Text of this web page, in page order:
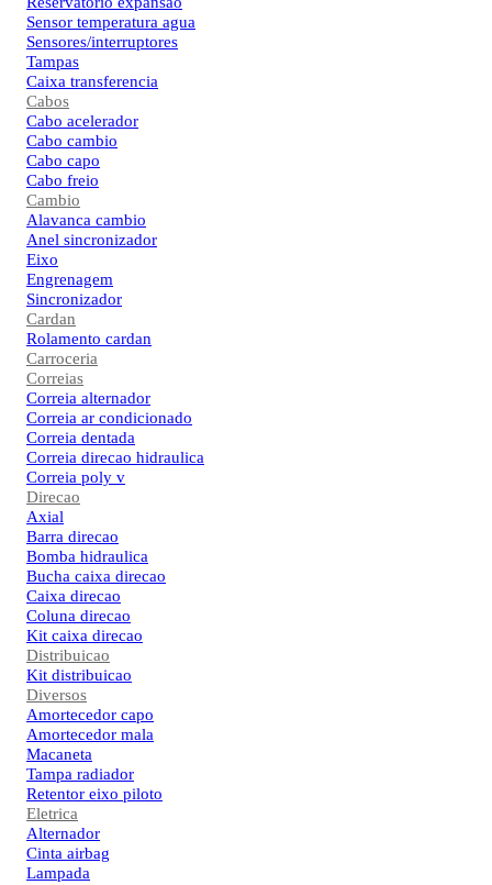
Sensor temperatura agua
Sensores/interruptores
Tampas
Caixa transferencia
Cabos
Cabo acelerador
Cabo cambio
Cabo capo
Cabo freio
Cambio
Alavanca cambio
Anel sincronizador
Eixo
Engrenagem
Sincronizador
Cardan
Rolamento cardan
Carroceria
Correias
Correia alternador
Correia ar condicionado
Correia dentada
Correia direcao hidraulica
Correia poly v
Direcao
Axial
Barra direcao
Bomba hidraulica
Bucha caixa direcao
Caixa direcao
Coluna direcao
Kit caixa direcao
Distribuicao
Kit distribuicao
Diversos
Amortecedor capo
Amortecedor mala
Macaneta
Tampa radiador
Retentor eixo piloto
Eletrica
Alternador
Cinta airbag
Lampada